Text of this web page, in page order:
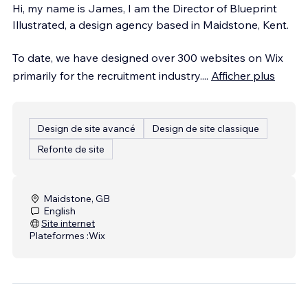
Hi, my name is James, I am the Director of Blueprint
Illustrated, a design agency based in Maidstone, Kent.
To date, we have designed over 300 websites on Wix
primarily for the recruitment industry.... Afficher plus
Design de site avancé
Design de site classique
Refonte de site
Maidstone, GB
English
Site internet
Plateformes :Wix